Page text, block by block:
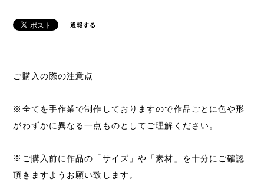
通報する
ご購入の際の注意点
※全てを手作業で制作しておりますので作品ごとに色や形
がわずかに異なる一点ものとしてご理解ください。
※ご購入前に作品の「サイズ」や「素材」を十分にご確認
頂きますようお願い致します。